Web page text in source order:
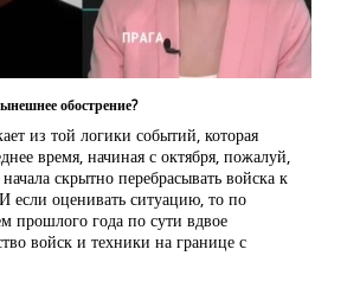
обострение?
из той логики событий, которая
время, начиная с октября, пожалуй,
скрытно перебрасывать войска к
если оценивать ситуацию, то по
прошлого года по сути вдвое
войск и техники на границе с